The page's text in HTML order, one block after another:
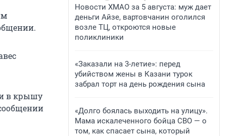
в крышу
Новости ХМАО за 5 августа: муж дает
деньги Айзе, вартовчанин оголился
возле ТЦ, откроются новые
поликлиники
«Заказали на 3-летие»: перед
убийством жены в Казани турок
забрал торт на день рождения сына
«Долго боялась выходить на улицу».
Мама искалеченного бойца СВО — о
том, как спасает сына, который